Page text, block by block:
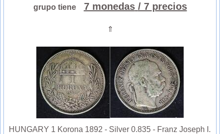
grupo tiene
7 monedas / 7 precios
⇑
HUNGARY 1 Korona 1892 - Silver 0.835 - Franz Joseph I.